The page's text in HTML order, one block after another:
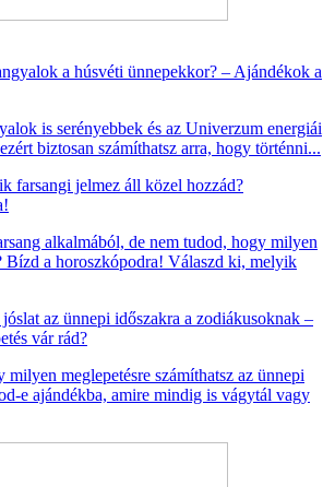
a húsvéti ünnepekkor? – Ajándékok a
is serényebbek és az Univerzum energiái
biztosan számíthatsz arra, hogy történni...
farsangi jelmez áll közel hozzád?
alkalmából, de nem tudod, hogy milyen
Bízd a horoszkópodra! Válaszd ki, melyik
az ünnepi időszakra a zodiákusoknak –
vár rád?
milyen meglepetésre számíthatsz az ünnepi
e ajándékba, amire mindig is vágytál vagy